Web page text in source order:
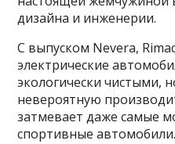
дизайна и инженерии.
С выпуском Nevera,
электрические
экологически чистыми,
невероятную
затмевает даже самые
спортивные автомобили.